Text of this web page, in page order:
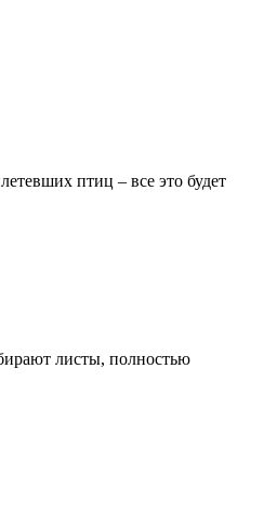
птиц – все это будет
листы, полностью